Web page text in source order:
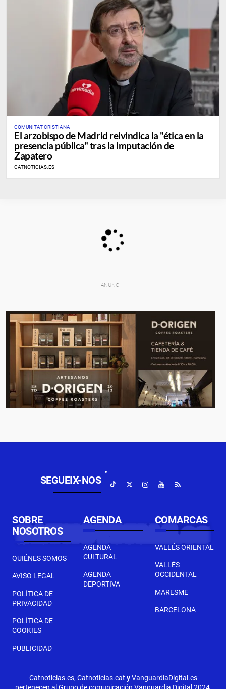
COMUNITAT CRISTIANA
El arzobispo de Madrid reivindica la "ética en la
presencia pública" tras la imputación de
Zapatero
CATNOTICIAS.ES
SEGUEIX-NOS
SOBRE
NOSOTROS
QUIÉNES SOMOS
AVISO LEGAL
POLÍTICA DE
PRIVACIDAD
POLÍTICA DE
COOKIES
PUBLICIDAD
AGENDA
AGENDA
CULTURAL
AGENDA
DEPORTIVA
COMARCAS
VALLÉS ORIENTAL
VALLÉS
OCCIDENTAL
MARESME
BARCELONA
Catnoticias.es, Catnoticias.cat yVanguardiaDigital.es